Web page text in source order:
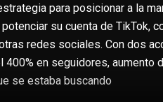
para posicionar a la
su cuenta de TikTok,
redes sociales. Con dos
en seguidores, aumento
se estaba buscando